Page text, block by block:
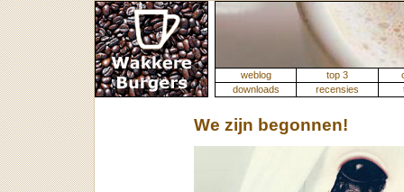
weblog top 3
downloads
recensies
We zijn begonnen!